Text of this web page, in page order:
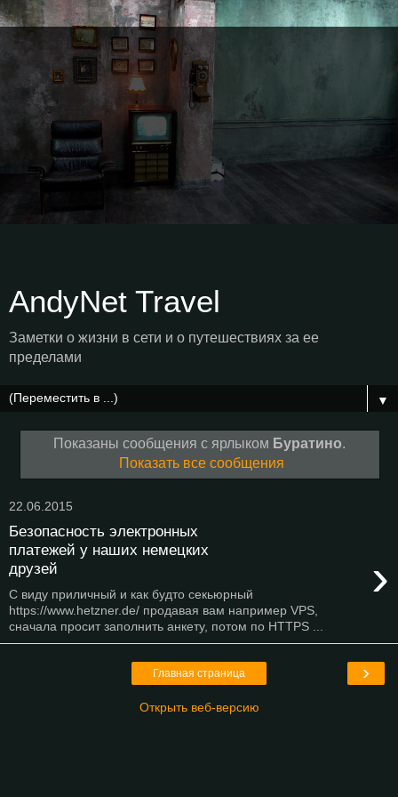
AndyNet Travel
Заметки о жизни в сети и о путешествиях за ее
пределами
▼
Показаны сообщения с ярлыком Буратино.
Показать все сообщения
22.06.2015
Безопасность электронных
платежей у наших немецких
друзей
›
С виду приличный и как будто секьюрный
https://www.hetzner.de/ продавая вам например VPS,
сначала просит заполнить анкету, потом по HTTPS ...
›
Главная страница
Открыть веб-версию